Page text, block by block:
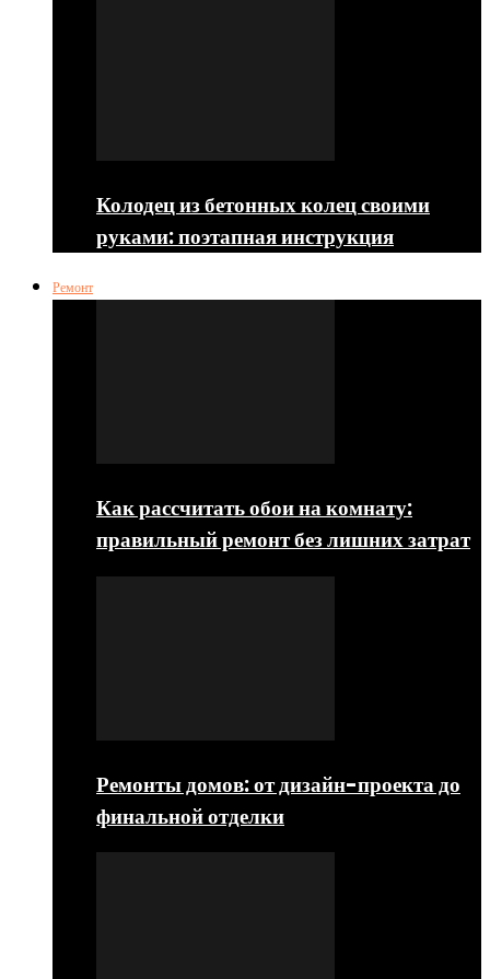
Колодец из бетонных колец своими
руками: поэтапная инструкция
Ремонт
Как рассчитать обои на комнату:
правильный ремонт без лишних затрат
Ремонты домов: от дизайн-проекта до
финальной отделки